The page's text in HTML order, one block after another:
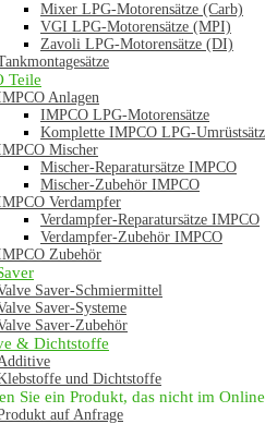
Mixer LPG-Motorensätze (Carb)
VGI LPG-Motorensätze (MPI)
Zavoli LPG-Motorensätze (DI)
Teile
Anlagen
IMPCO LPG-Motorensätze
Komplette IMPCO LPG-
Mischer
Mischer-Reparatursätze IMPCO
Mischer-Zubehör IMPCO
Verdampfer
Verdampfer-Reparatursätze IMPCO
Verdampfer-Zubehör IMPCO
Zubehör
Saver-Schmiermittel
Saver-Systeme
Saver-Zubehör
& Dichtstoffe
und Dichtstoffe
Sie ein Produkt, das nicht im
auf Anfrage